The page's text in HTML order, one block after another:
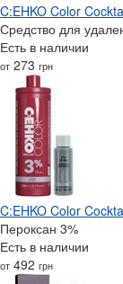
C:EHKO Color
Средство для
Есть в наличии
от 273 грн
C:EHKO Color
Пероксан 3%
Есть в наличии
от 492 грн